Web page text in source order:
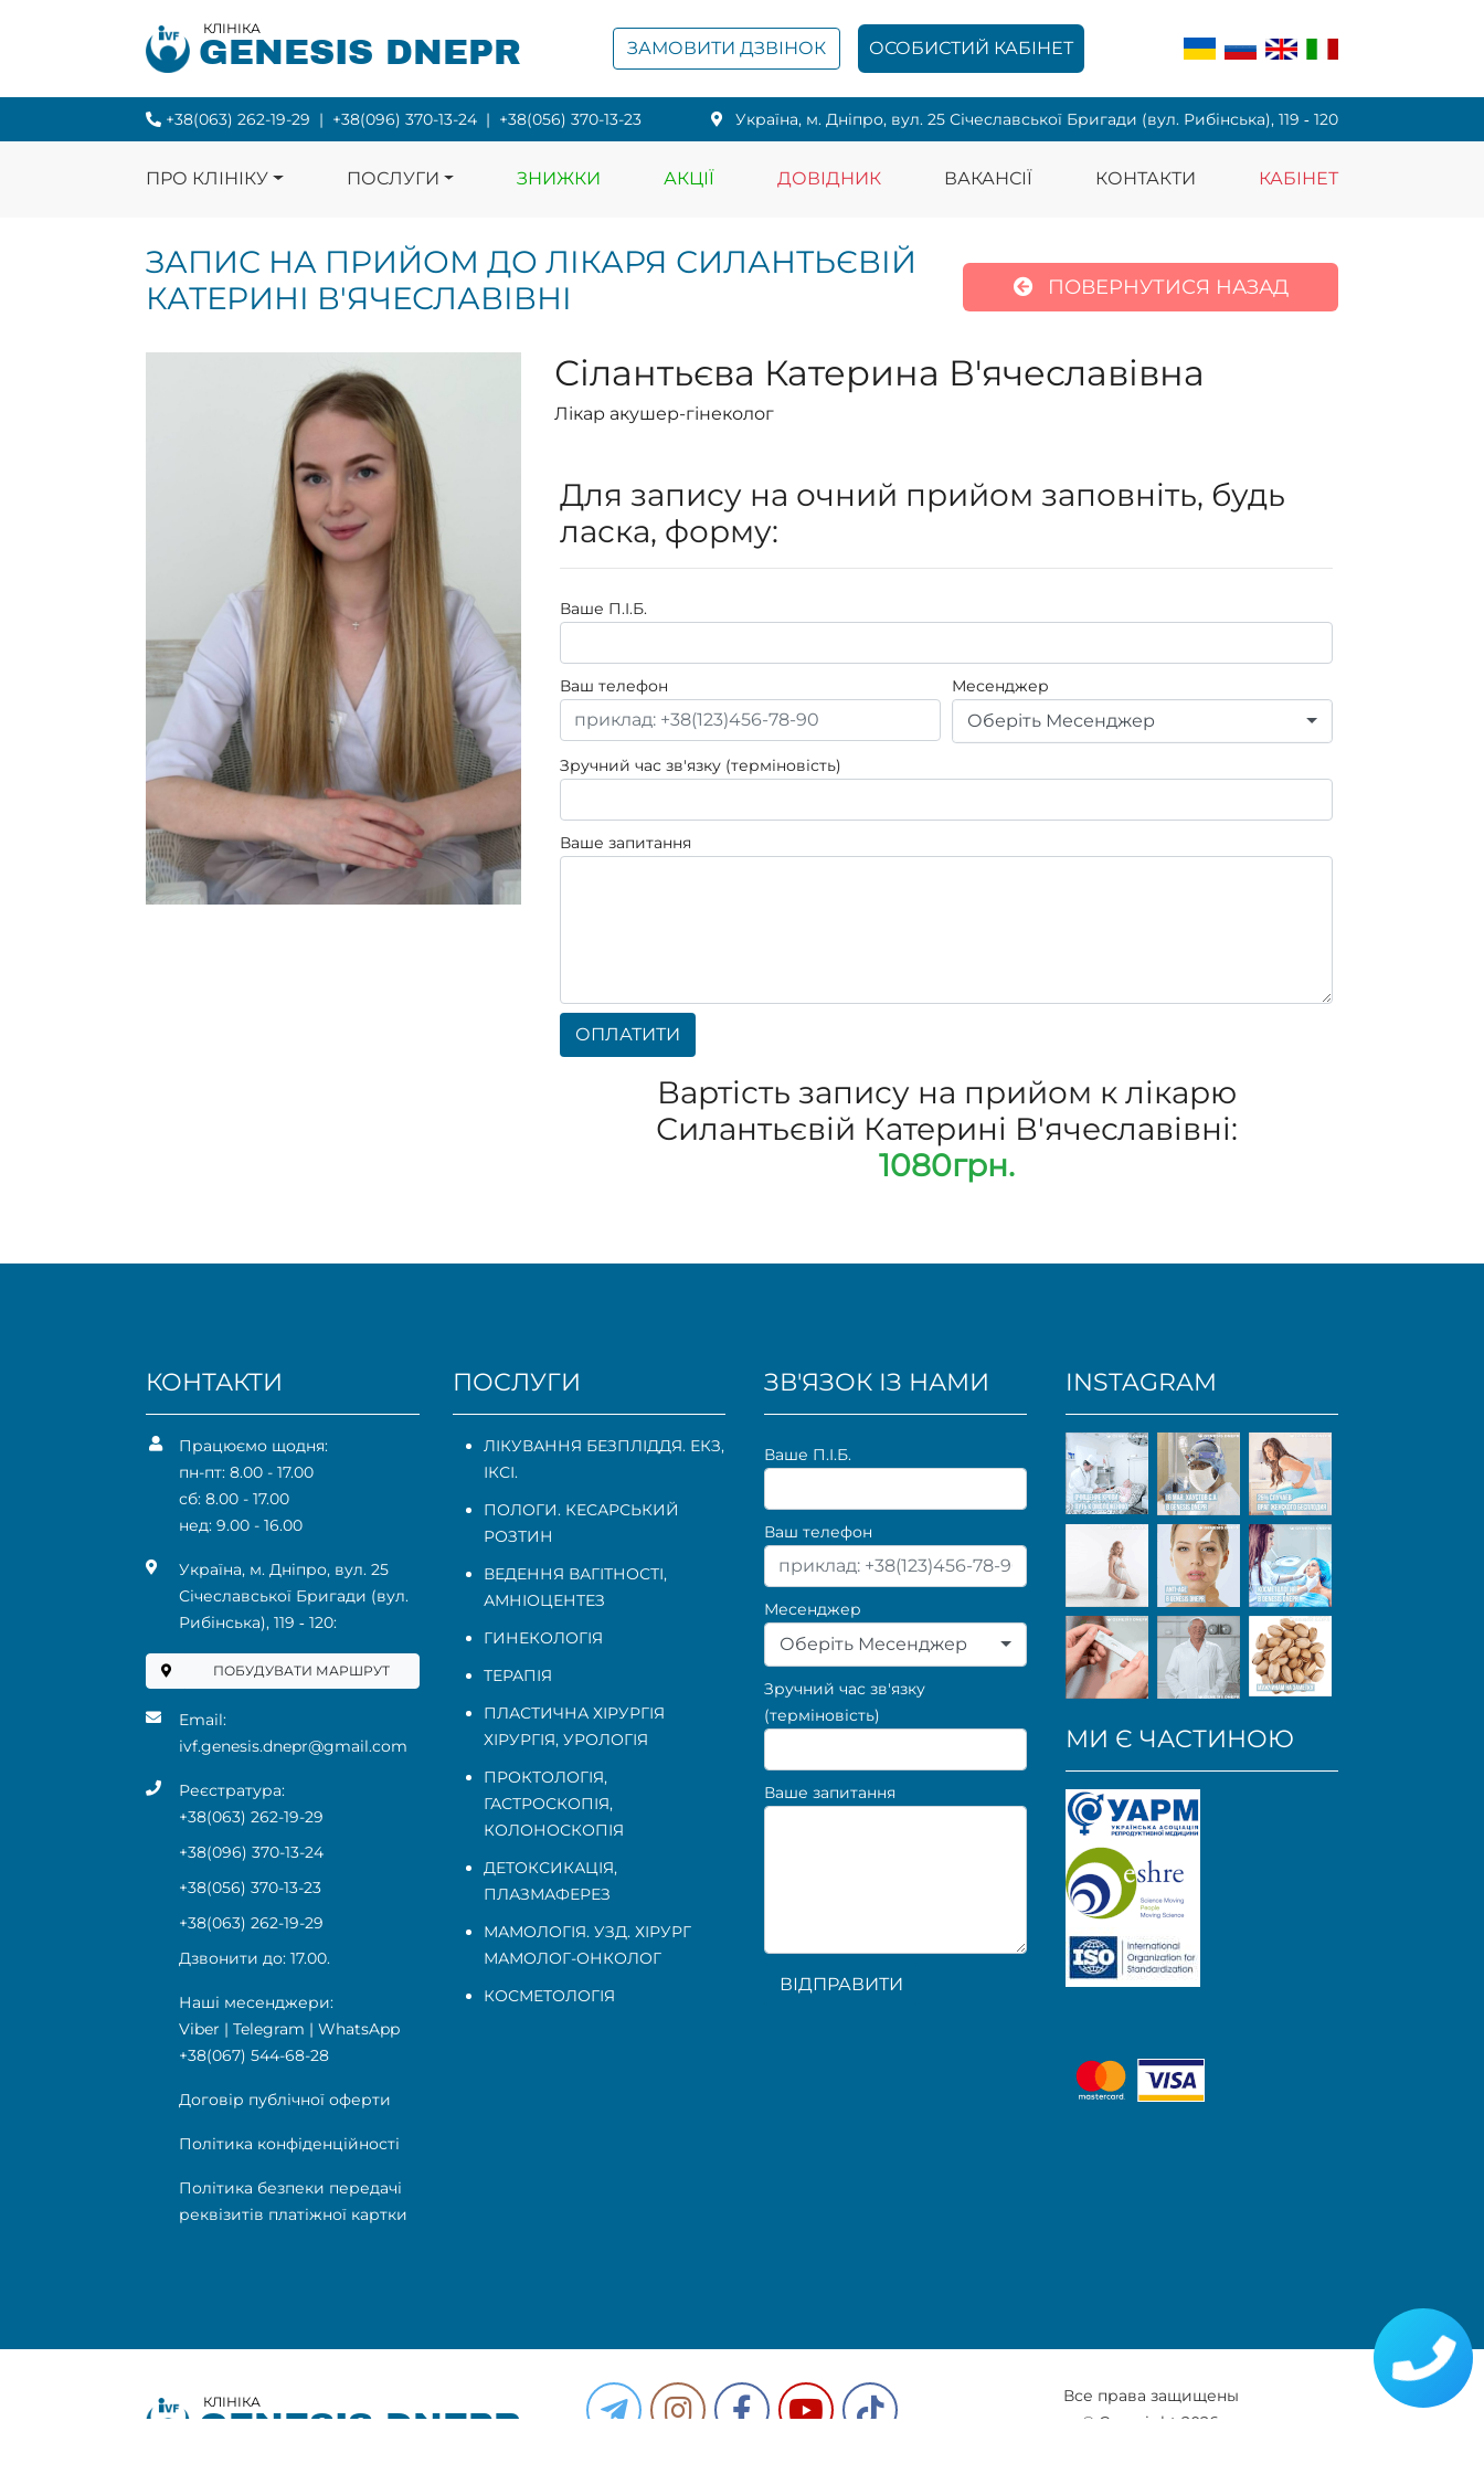
КЛІНІКА
GENESIS DNEPR ЗАМОВИТИ ДЗВІНОК ОСОБИСТИЙ КАБІНЕТ
+38(063) 262-19-29 | +38(096) 370-13-24 | +38(056) 370-13-23 Українa, м. Дніпро, вул. 25 Січеславської Бригади (вул. Рибінська), 119 ‑ 120
ПРО КЛІНІКУ ПОСЛУГИ ЗНИЖКИ АКЦІЇ ДОВІДНИК ВАКАНСІЇ КОНТАКТИ КАБІНЕТ
ЗАПИС НА ПРИЙОМ ДО ЛІКАРЯ СИЛАНТЬЄВІЙ
КАТЕРИНІ В'ЯЧЕСЛАВІВНІ
ПОВЕРНУТИСЯ НАЗАД
Сілантьєва Катерина В'ячеславівна
Лікар акушер-гінеколог
Для запису на очний прийом заповніть, будь
ласка, форму:
Ваше П.I.Б.
Ваш телефон Месенджер
Оберіть Месенджер
Зручний час зв'язку (терміновість)
Ваше запитання
ОПЛАТИТИ
Вартість запису на прийом к лікарю
Силантьєвій Катерині В'ячеславівні:
1080грн.
КОНТАКТИ
Працюємо щодня:
пн-пт: 8.00 - 17.00
сб: 8.00 - 17.00
нед: 9.00 - 16.00
Українa, м. Дніпро, вул. 25
Січеславської Бригади (вул.
Рибінська), 119 ‑ 120:
ПОБУДУВАТИ МАРШРУТ
Email:
ivf.genesis.dnepr@gmail.com
Реєстратура:
+38(063) 262-19-29
+38(096) 370-13-24
+38(056) 370-13-23
+38(063) 262-19-29
Дзвонити до: 17.00.
Наші месенджери:
Viber | Telegram | WhatsApp
+38(067) 544-68-28
Договір публічної оферти
Політика конфіденційності
Політика безпеки передачі
реквізитів платіжної картки
ПОСЛУГИ
ЛІКУВАННЯ БЕЗПЛІДДЯ. ЕКЗ,
ІКСІ.
ПОЛОГИ. КЕСАРСЬКИЙ
РОЗТИН
ВЕДЕННЯ ВАГІТНОСТІ,
АМНІОЦЕНТЕЗ
ГИНЕКОЛОГІЯ
ТЕРАПІЯ
ПЛАСТИЧНА ХІРУРГІЯ
ХІРУРГІЯ, УРОЛОГІЯ
ПРОКТОЛОГІЯ,
ГАСТРОСКОПІЯ,
КОЛОНОСКОПІЯ
ДЕТОКСИКАЦІЯ,
ПЛАЗМАФЕРЕЗ
МАМОЛОГІЯ. УЗД. ХІРУРГ
МАМОЛОГ-ОНКОЛОГ
КОСМЕТОЛОГІЯ
ЗВ'ЯЗОК ІЗ НАМИ
Ваше П.I.Б.
Ваш телефон
Месенджер
Оберіть Месенджер
Зручний час зв'язку
(терміновість)
Ваше запитання
ВІДПРАВИТИ
INSTAGRAM
МИ Є ЧАСТИНОЮ
КЛІНІКА
GENESIS DNEPR
Все права защищены
© Copyright 2026